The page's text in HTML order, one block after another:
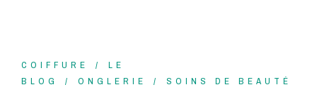
COIFFURE
LE
BLOG
ONGLERIE SOINS DE BEAUTÉ